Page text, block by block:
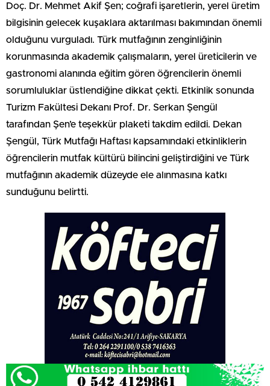
Doç. Dr. Mehmet Akif Şen; coğrafi işaretlerin, yerel üretim
bilgisinin gelecek kuşaklara aktarılması bakımından önemli
olduğunu vurguladı. Türk mutfağının zenginliğinin
korunmasında akademik çalışmaların, yerel üreticilerin ve
gastronomi alanında eğitim gören öğrencilerin önemli
sorumluluklar üstlendiğine dikkat çekti. Etkinlik sonunda
Turizm Fakültesi Dekanı Prof. Dr. Serkan Şengül
tarafından Şen’e teşekkür plaketi takdim edildi. Dekan
Şengül, Türk Mutfağı Haftası kapsamındaki etkinliklerin
öğrencilerin mutfak kültürü bilincini geliştirdiğini ve Türk
mutfağının akademik düzeyde ele alınmasına katkı
sunduğunu belirtti.